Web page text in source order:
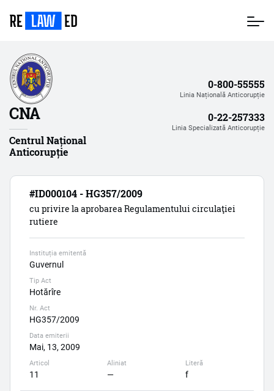
CNA
Centrul Național
Anticorupție
0-800-55555
Linia Națională Anticorupție
0-22-257333
Linia Specializată Anticorupție
#ID000104 - HG357/2009
cu privire la aprobarea Regulamentului circulaţiei
rutiere
Instituția emitentă
Guvernul
Tip Act
Hotărîre
Nr. Act
HG357/2009
Data emiterii
Mai, 13, 2009
Articol
11
Aliniat
—
Literă
f